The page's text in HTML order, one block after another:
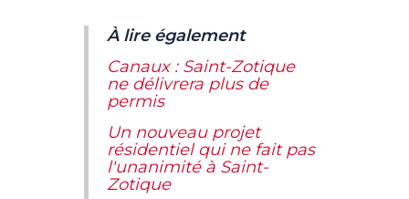
À lire également
Canaux : Saint-Zotique
ne délivrera plus de
permis
Un nouveau projet
résidentiel qui ne fait pas
l'unanimité à Saint-
Zotique